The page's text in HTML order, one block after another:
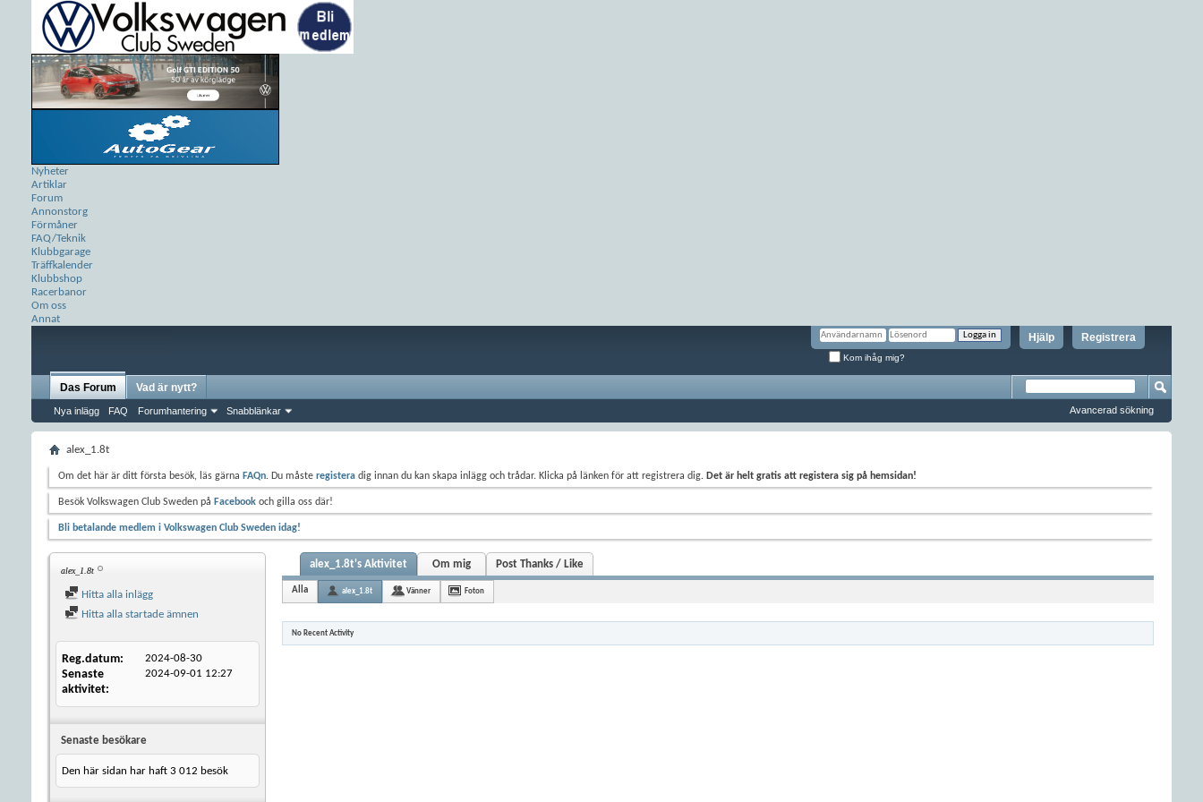
Nyheter
Artiklar
Forum
Annonstorg
Förmåner
FAQ/Teknik
Klubbgarage
Träffkalender
Klubbshop
Racerbanor
Om oss
Annat
Registrera
Hjälp
Kom ihåg mig?
Das Forum
Nya inlägg FAQ Forumhantering Snabblänkar
Vad är nytt?
Avancerad sökning
alex_1.8t
Om det här är ditt första besök, läs gärna FAQn. Du måste registera dig innan du kan skapa inlägg och trådar. Klicka på länken för att registrera dig. Det är helt gratis att registera sig på hemsidan!
Besök Volkswagen Club Sweden på Facebook och gilla oss där!
Bli betalande medlem i Volkswagen Club Sweden idag!
alex_1.8t
Hitta alla inlägg
Hitta alla startade ämnen
Reg.datum 2024-08-30
Senaste
aktivitet
2024-09-01 12:27
Senaste besökare
Den här sidan har haft 3 012 besök
alex_1.8t's Aktivitet Om mig Post Thanks / Like
Alla alex_1.8t Vänner Foton
No Recent Activity